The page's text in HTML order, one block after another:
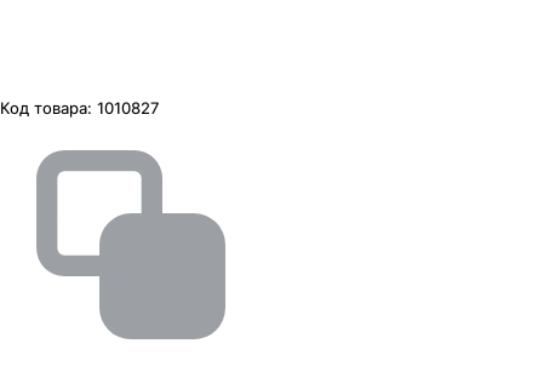
Код товара: 1010827